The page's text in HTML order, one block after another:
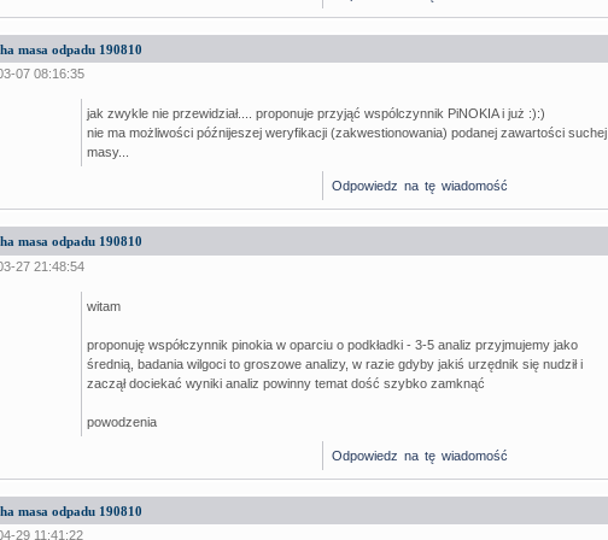
masa odpadu 190810
07 08:16:35
jak zwykle nie przewidział.... proponuje przyjąć wspólczynnik PiNOKIA i już :):)
nie ma możliwości późnijeszej weryfikacji (zakwestionowania) podanej zawartości suchej
masy...
Odpowiedz na tę wiadomość
masa odpadu 190810
27 21:48:54
witam
proponuję współczynnik pinokia w oparciu o podkładki - 3-5 analiz przyjmujemy jako
średnią, badania wilgoci to groszowe analizy, w razie gdyby jakiś urzędnik się nudził i
zaczął dociekać wyniki analiz powinny temat dość szybko zamknąć
powodzenia
Odpowiedz na tę wiadomość
masa odpadu 190810
29 11:41:22